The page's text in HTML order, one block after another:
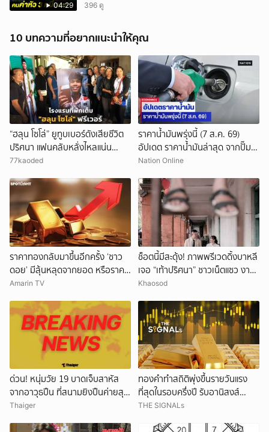
04:29 396 ดู
10 บทความที่อยากแนะนำให้คุณ
“ฮลุน โซโล่” ยูทูบเบอร์ดังเสียชีวิต
ปริศนา แฟนคลับหลั่งไหลแน่น
กาฬสินธุ์ โรงแรมที่พักเต็ม
77kaoded
ราคาน้ำมันพรุ่งนี้ (7 ส.ค. 69)
อัปเดต ราคาน้ำมันล่าสุด จากปั๊ม
ใหญ่
Nation Online
ราคาทองกลับมาขึ้นอีกครั้ง ‘ชาว
ดอย’ มีลุ้นหลุดจากยอด หรือราคา
จะลงอีก?
Amarin TV
ช็อตนี้มีสะดุ้ง! ภาพพรีเวดดิ้งบาหลี
เจอ “เท้าปริศนา” ชาวเน็ตแซว งาน
แต่งหรือหนังผี
Khaosod
ด่วน! หนุ่มวัย 19 บาดเจ็บสาหัส
จากอาวุธปืน ที่สนามยิงปืนค่ายสุร
นารี โคราช ตำรวจเร่งสอบสาเหตุ
Thaiger
ทองคำทำสถิติพุ่งขึ้นรายวันแรง
ที่สุดในรอบครึ่งปี รับอานิสงส์
ดอลลาร์อ่อนค่า
THE SIGNALs